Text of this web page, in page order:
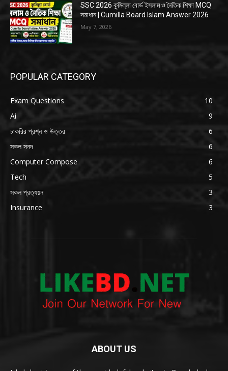
SSC 2026 কুমিল্লা বোর্ড ইসলাম ও নৈতিক শিক্ষা MCQ
সমাধান | Cumilla Board Islam Answer 2026
May 7, 2026
POPULAR CATEGORY
Exam Questions
10
Ai
9
চাকরির প্রশ্ন ও উত্তর
6
সকল সনদ
6
Computer Compose
6
Tech
5
সকল প্রত্যয়ন
3
Insurance
3
ABOUT US